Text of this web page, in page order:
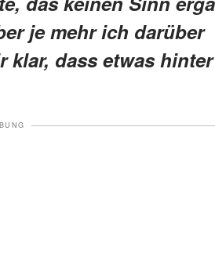
je mehr ich darüber
dass etwas